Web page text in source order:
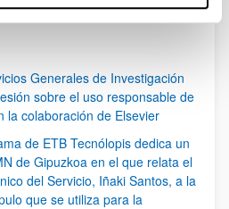
Generales de Investigación
sobre el uso responsable de
la colaboración de Elsevier
de ETB Tecnólopis dedica un
de Gipuzkoa en el que relata el
del Servicio, Iñaki Santos, a la
que se utiliza para la